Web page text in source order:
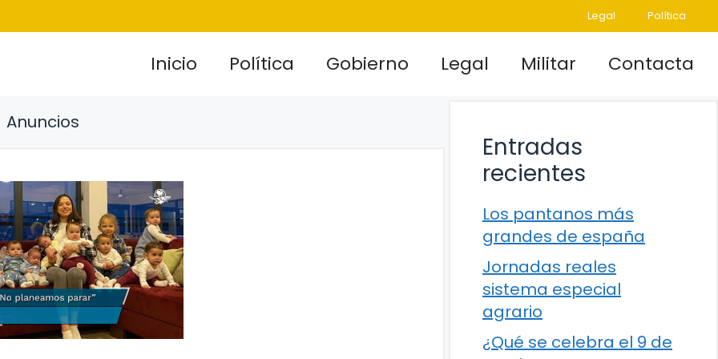
Legal Política
Inicio Política Gobierno Legal Militar Contacta
Anuncios
Entradas
recientes
Los pantanos más
grandes de españa
Jornadas reales
sistema especial
agrario
¿Qué se celebra el 9 de